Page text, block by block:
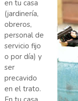
en tu casa
(jardinería,
obreros,
personal de
servicio fijo
o por día) y
ser
precavido
en el trato.